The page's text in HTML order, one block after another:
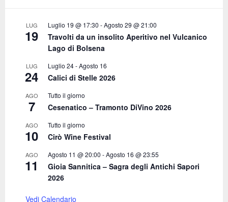
LUG
19
Luglio 19 @ 17:30 -Agosto 29 @ 21:00
Travolti da un insolito Aperitivo nel Vulcanico
Lago di Bolsena
LUG
24
Luglio 24-Agosto 16
Calici di Stelle 2026
AGO
7
Tutto il giorno
Cesenatico – Tramonto DiVino 2026
AGO
10
Tutto il giorno
Cirò Wine Festival
AGO
11
Agosto 11 @ 20:00 -Agosto 16 @ 23:55
Gioia Sannitica – Sagra degli Antichi Sapori
2026
Vedi Calendario